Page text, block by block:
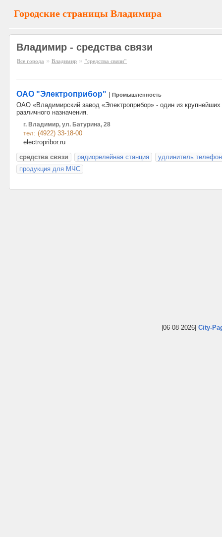
Городские страницы Владимира
Владимир - средства связи
Все города » Владимир » "средства связи"
ОАО "Электроприбор" Промышленность
ОАО «Владимирский завод «Электроприбор» - один из крупнейших
различного назначения.
г. Владимир, ул. Батурина, 28
тел: (4922) 33-18-00
electropribor.ru
средства связи
радиорелейная станция
удлинитель
продукция для МЧС
|06-08-2026| City-